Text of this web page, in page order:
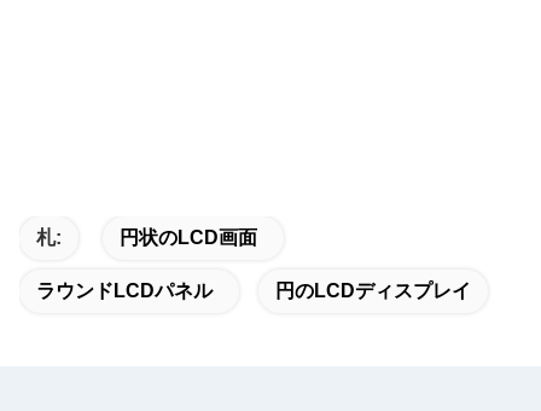
札: 円状のLCD画面
ラウンドLCDパネル 円のLCDディスプレイ